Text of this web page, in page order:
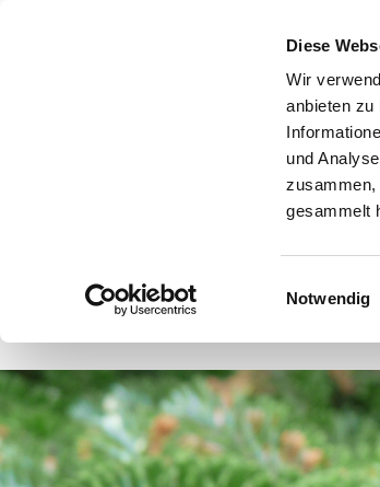
Diese
Wir
anbieten zu
und
zusammen,
gesammelt
Notwendig
Pflanzen
Geschäftsbedienungen